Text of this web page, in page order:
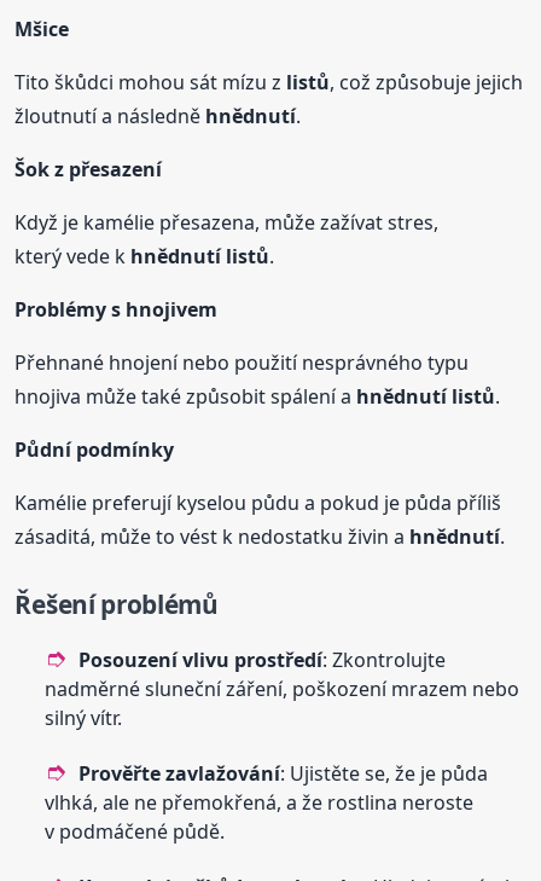
Mšice
Tito škůdci mohou sát mízu z listů, což způsobuje jejich
žloutnutí a následně hnědnutí.
Šok z přesazení
Když je kamélie přesazena, může zažívat stres,
který vede k hnědnutí listů.
Problémy s hnojivem
Přehnané hnojení nebo použití nesprávného typu
hnojiva může také způsobit spálení a hnědnutí listů.
Půdní podmínky
Kamélie preferují kyselou půdu a pokud je půda příliš
zásaditá, může to vést k nedostatku živin a hnědnutí.
Řešení problémů
Posouzení vlivu prostředí: Zkontrolujte
nadměrné sluneční záření, poškození mrazem nebo
silný vítr.
Prověřte zavlažování: Ujistěte se, že je půda
vlhká, ale ne přemokřená, a že rostlina neroste
v podmáčené půdě.